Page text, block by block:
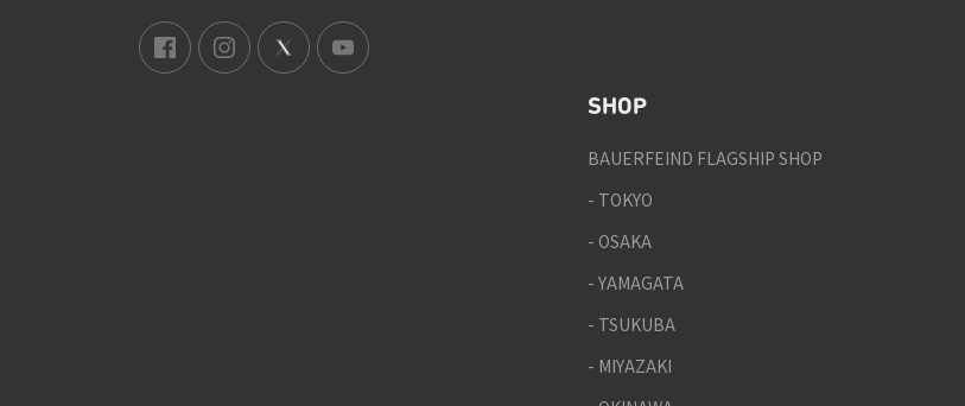
SHOP
BAUERFEIND FLAGSHIP SHOP
- TOKYO
- OSAKA
- YAMAGATA
- TSUKUBA
- MIYAZAKI